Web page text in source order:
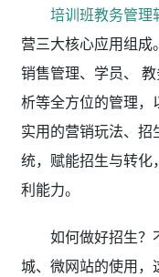
培训班教务管理
营三大核心应用组成
销售管理、学员、
析等全方位的管理，
实用的营销玩法、
统，赋能招生与转化
利能力。
如何做好招生？
城、微网站的使用，